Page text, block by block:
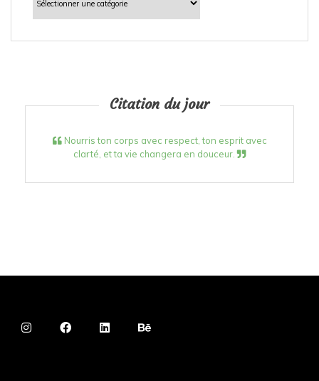
Citation du jour
Nourris ton corps avec respect, ton esprit avec
clarté, et ta vie changera en douceur.